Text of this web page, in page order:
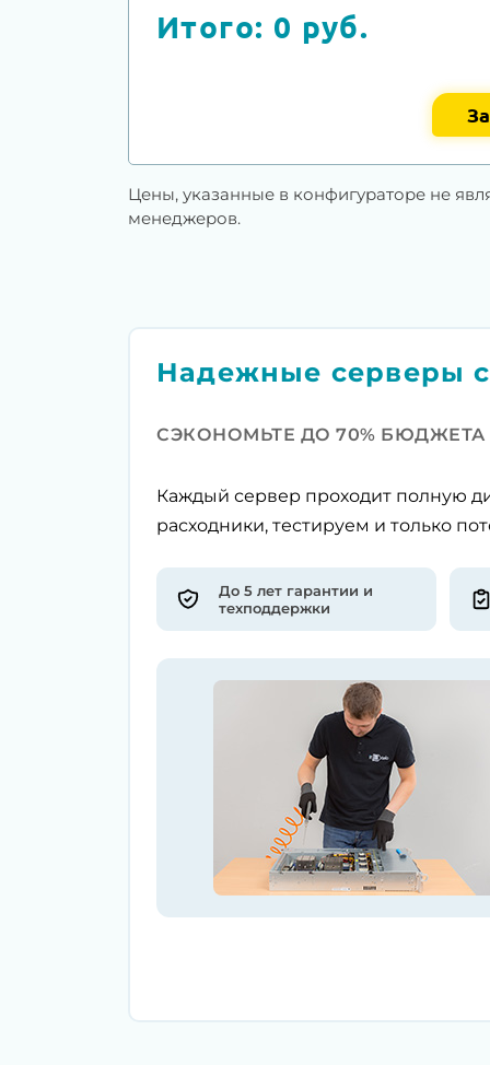
Итого: 0 руб.
Цены, указанные в конфигураторе не
менеджеров.
Надежные серверы
СЭКОНОМЬТЕ ДО 70% БЮДЖЕТА
Каждый сервер проходит полную
расходники, тестируем и только
До 5 лет гарантии и
техподдержки